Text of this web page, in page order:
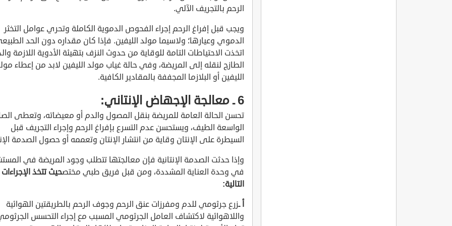
الرحم بالتجريف الآلي.
ويجب قبل إفراغ الرحم إجراء الفحوص الدموية الكاملة وتحري عوامل التخثر
الدموي وعيارها؛ ولاسيما مولد الليفين. فإذا كان مقداره دون الحد
اتخذت الاحتياطات التامة للوقاية من حدوث النزف بتهيئة الأدوية اللازمة
الطازج لنقله إلى المريضة، وفي حالة غياب مولد الليفين لابد من إعطاء
الليفين أو البلازما المجففة بالمقادير الكافية.
6 ـ معالجة الإجهاض الإنتاني:
تحسن الحالة العامة للمريضة بنقل المصول والدم أو معيضاته، وتعطى
الواسعة الطيف، ويستحسن عدم التسرع بإفراغ الرحم وإجراء التجريف قبل
السيطرة على الإنتان وقاية من انتشار الإنتان وتعممه أو حصول الصدمة
وإذا حدثت الصدمة الإنتانية فإن معالجتها تتطلب وجود المريضة في
في وحدة العناية المشددة، ومن قبل فريق طبي مختصحيث تتخذ الإجراءات
التالية:
أ ـزرع جرثومي للدم ومفرزات عنق الرحم وجوف الرحم بالطريقتين الهوائية
واللاهوائية لاكتشاف العامل الجرثومي المسبب مع إجراء التحسس